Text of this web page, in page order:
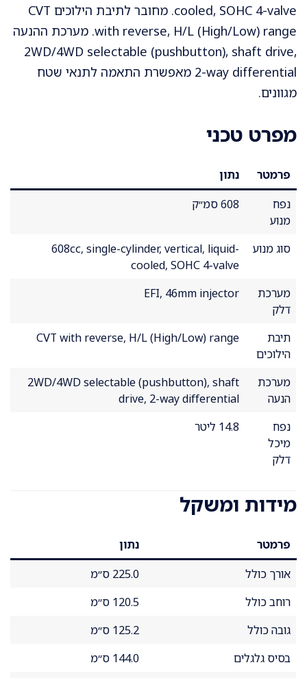
cooled, SOHC 4-valve. מחובר לתיבת הילוכים CVT
with reverse, H/L (High/Low) range. מערכת ההנעה
2WD/4WD selectable (pushbutton), shaft drive,
2-way differential מאפשרת התאמה לתנאי שטח
מגוונים.
מפרט טכני
פרמטר
נתון
נפח
מנוע
608 סמ״ק
סוג מנוע
608cc, single-cylinder, vertical, liquid-
cooled, SOHC 4-valve
מערכת
דלק
EFI, 46mm injector
תיבת
הילוכים
CVT with reverse, H/L (High/Low) range
מערכת
הנעה
2WD/4WD selectable (pushbutton), shaft
drive, 2-way differential
נפח
מיכל
דלק
14.8 ליטר
מידות ומשקל
פרמטר
נתון
אורך כולל
225.0 ס״מ
רוחב כולל
120.5 ס״מ
גובה כולל
125.2 ס״מ
בסיס גלגלים
144.0 ס״מ